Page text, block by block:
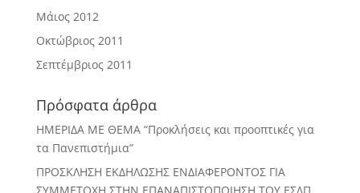
Μάιος 2012
Οκτώβριος 2011
Σεπτέμβριος 2011
Πρόσφατα άρθρα
ΗΜΕΡΙΔΑ ΜΕ ΘΕΜΑ “Προκλήσεις και προοπτικές για
τα Πανεπιστήμια”
ΠΡΟΣΚΛΗΣΗ ΕΚΔΗΛΩΣΗΣ ΕΝΔΙΑΦΕΡΟΝΤΟΣ ΓΙΑ